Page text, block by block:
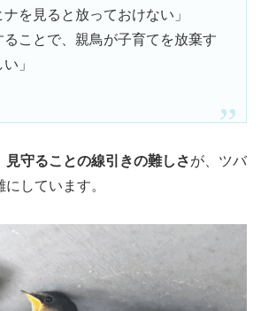
を見ると放っておけない」
ることで、親鳥が子育てを放棄す
」
見守ることの線引きの難しさが、ツバ
しています。